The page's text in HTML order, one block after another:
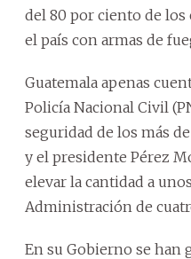
del 80 por ciento de
el país con armas de
Guatemala apenas
Policía Nacional Civil
seguridad de los más
y el presidente Pérez
elevar la cantidad a
Administración de
En su Gobierno se han